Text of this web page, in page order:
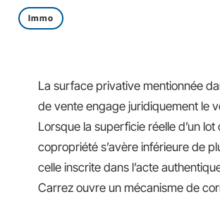
Immo
La surface privative mentionnée
de vente engage juridiquement le
Lorsque la superficie réelle d’un lot
copropriété s’avère inférieure de
celle inscrite dans l’acte
Carrez ouvre un mécanisme de